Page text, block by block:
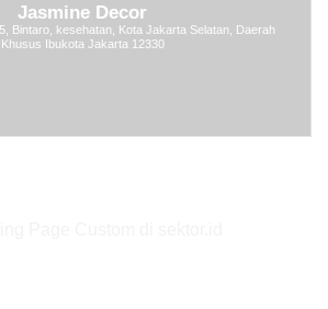
Jasmine Decor
Bintaro, kesehatan, Kota Jakarta Selatan, Daerah
Khusus Ibukota Jakarta 12330